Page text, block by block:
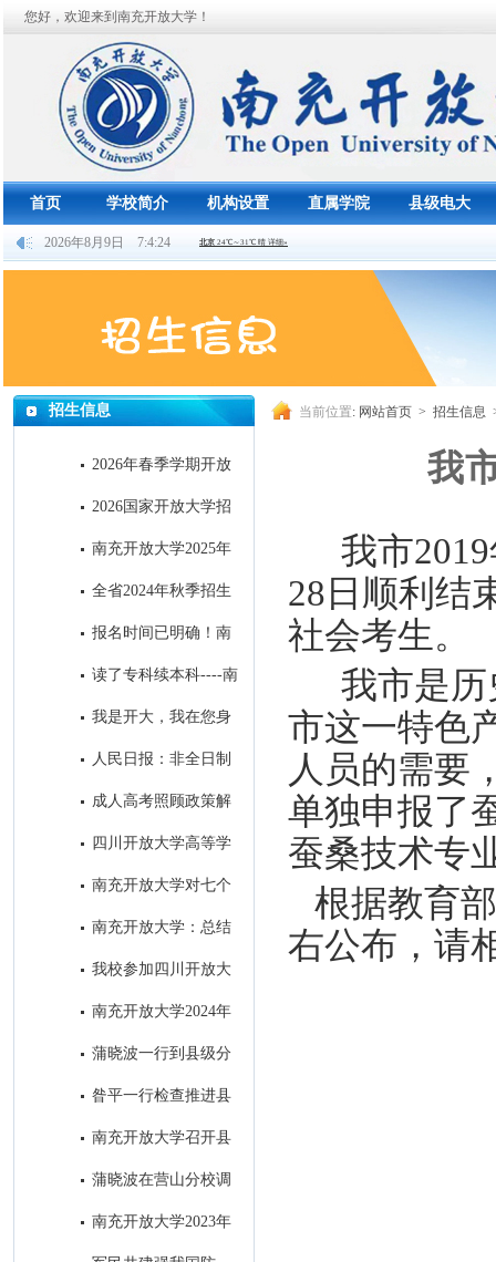
您好，欢迎来到南充开放大学！
首页 学校简介 机构设置 直属学院 县级电大
2026年8月9日 7:4:25
招生信息
2026年春季学期开放
教育招生简章
2026国家开放大学招
南充开放大学2025年
全省2024年秋季招生
工作研究部署会在我校召开
报名时间已明确！南
充这所大学在等你
读了专科续本科----南
充开放大学成为求学者首选的学
我是开大，我在您身
人民日报：非全日制
学历一律同等对待!在职学历教
成人高考照顾政策解
四川开放大学高等学
历继续教育退役士兵招生宣传专
南充开放大学对七个
县级分校开展“达标工程”实地验
南充开放大学：总结
去年系统工作 擂响今年春招战
我校参加四川开放大
学举办的全省招生宣传微视频大
南充开放大学2024年
蒲晓波一行到县级分
校检查指导“达标工程”和教务工
昝平一行检查推进县
级分校“达标工程”暨教务工作
南充开放大学召开县
级分校达标工程初审通报会 ​
蒲晓波在营山分校调
研推进秋招工作
南充开放大学2023年
秋季招生进入尾声
当前位置: 网站首页 > 招生信息
我市
我市
28日顺利结
社会考生。
我市是
市这一特色
人员的需要
单独申报了
蚕桑技术专
根据教育
右公布，请